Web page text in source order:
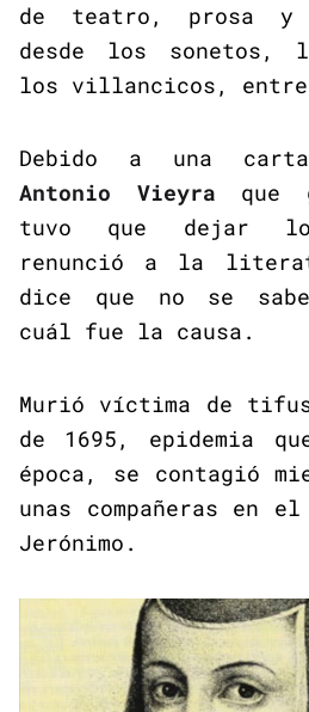
de teatro, prosa
desde los sonetos,
los villancicos,
Debido a una
Antonio Vieyra que
tuvo que dejar
renunció a la
dice que no se
cuál fue la causa.
Murió víctima de
de 1695, epidemia
época, se contagió
unas compañeras en
Jerónimo.